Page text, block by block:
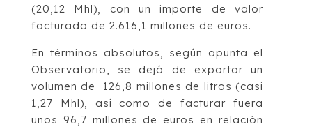
(20,12 Mhl), con un importe de valor
facturado de 2.616,1 millones de euros.
En términos absolutos, según apunta el
Observatorio, se dejó de exportar un
volumen de 126,8 millones de litros (casi
1,27 Mhl), así como de facturar fuera
unos 96,7 millones de euros en relación